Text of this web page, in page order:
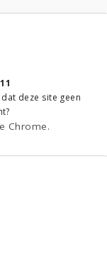
deze site geen
Chrome.